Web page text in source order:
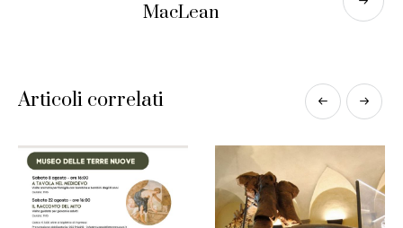
MacLean
Articoli correlati